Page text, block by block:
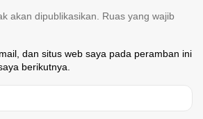
akan dipublikasikan. Ruas yang wajib
dan situs web saya pada peramban ini
berikutnya.